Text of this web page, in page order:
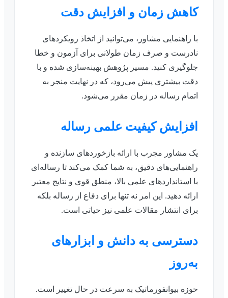
کاهش زمان و افزایش دقت
با راهنمایی مشاور، می‌توانید از اتخاذ رویکردهای
نادرست و صرف زمان طولانی برای آزمون و خطا
جلوگیری کنید. مسیر پژوهش بهینه‌سازی شده و با
دقت بیشتری پیش می‌رود، که در نهایت منجر به
اتمام رساله در زمان مقرر می‌شود.
افزایش کیفیت علمی رساله
یک مشاور مجرب با ارائه بازخوردهای سازنده و
راهنمایی‌های دقیق، به شما کمک می‌کند تا رساله‌ای
با استانداردهای علمی بالا، منطق قوی و نتایج معتبر
ارائه دهید. این امر نه تنها برای دفاع از رساله بلکه
برای انتشار مقالات علمی نیز حیاتی است.
دسترسی به دانش و ابزارهای
به‌روز
حوزه بیوانفورماتیک به سرعت در حال تغییر است.